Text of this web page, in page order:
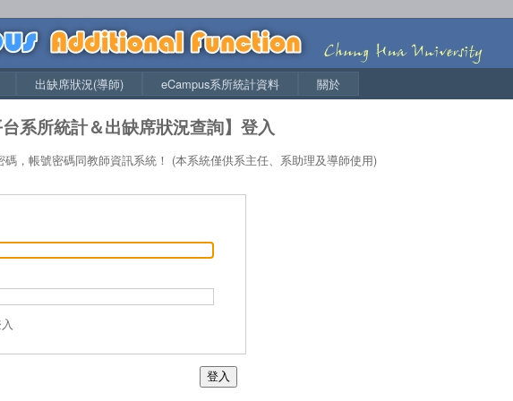
出缺席狀況(導師) eCampus系所統計資料 關於
台系所統計＆出缺席狀況查詢】登入
，帳號密碼同教師資訊系統！ (本系統僅供系主任、系助理及導師使用)